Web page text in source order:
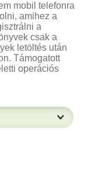
mobil telefonra
amihez a
a
csak a
letöltés után
Támogatott
operációs